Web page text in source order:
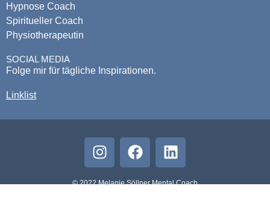
Hypnose Coach
Spiritueller Coach
Physiotherapeutin
SOCIAL MEDIA
Folge mir für tägliche Inspirationen.
Linklist
© 2022 Melanie Söllner Mental Coach